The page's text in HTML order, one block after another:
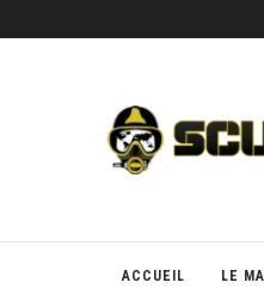
ACCUEIL LE